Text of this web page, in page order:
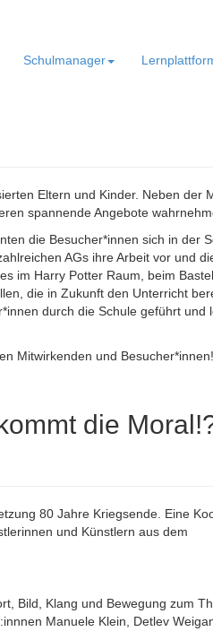
Schulmanager
Eltern und Kinder. Neben der
spannende Angebote
die Besucher*innen sich in der
AGs ihre Arbeit vor und
im Harry Potter Raum, beim
die in Zukunft den Unterricht
durch die Schule geführt und
Mitwirkenden und Besucher*innen!
die
80 Jahre Kriegsende. Eine
und Künstlern aus dem
Bild, Klang und Bewegung zum
Manuele Klein, Detlev